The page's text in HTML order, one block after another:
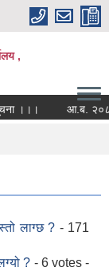
,
।।। आ.ब.
लाग्छ ? - 171
? - 6 votes -